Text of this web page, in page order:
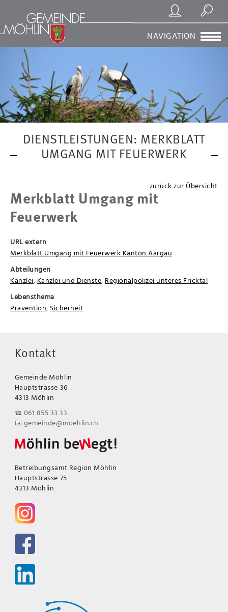
Registrierung/Login
Suchen
NAVIGATION
DIENSTLEISTUNGEN: MERKBLATT
UMGANG MIT FEUERWERK
zurück zur Übersicht
Merkblatt Umgang mit
Feuerwerk
URL extern
Merkblatt Umgang mit Feuerwerk Kanton Aargau
Abteilungen
Kanzlei, Kanzlei und Dienste, Regionalpolizei unteres Fricktal
Lebensthema
Prävention, Sicherheit
Kontakt
Gemeinde Möhlin
Hauptstrasse 36
4313 Möhlin
061 855 33 33
gemeinde@moehlin.ch
Betreibungsamt Region Möhlin
Hauptstrasse 75
4313 Möhlin